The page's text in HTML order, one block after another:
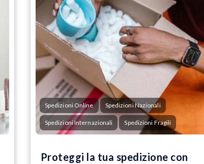
Spedizioni Online Spedizioni Nazionali
Spedizioni Internazionali Spedizioni Fragili
Proteggi la tua spedizione con